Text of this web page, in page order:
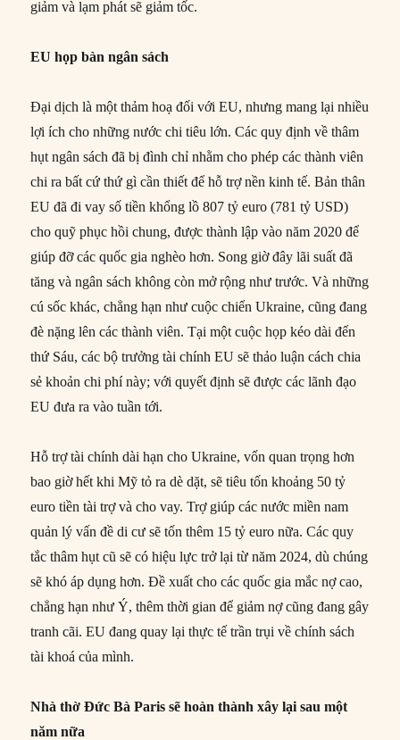
giảm và lạm phát sẽ giảm tốc.
EU họp bàn ngân sách
Đại dịch là một thảm hoạ đối với EU, nhưng mang lại nhiều
lợi ích cho những nước chi tiêu lớn. Các quy định về thâm
hụt ngân sách đã bị đình chỉ nhằm cho phép các thành viên
chi ra bất cứ thứ gì cần thiết để hỗ trợ nền kinh tế. Bản thân
EU đã đi vay số tiền khổng lồ 807 tỷ euro (781 tỷ USD)
cho quỹ phục hồi chung, được thành lập vào năm 2020 để
giúp đỡ các quốc gia nghèo hơn. Song giờ đây lãi suất đã
tăng và ngân sách không còn mở rộng như trước. Và những
cú sốc khác, chẳng hạn như cuộc chiến Ukraine, cũng đang
đè nặng lên các thành viên. Tại một cuộc họp kéo dài đến
thứ Sáu, các bộ trưởng tài chính EU sẽ thảo luận cách chia
sẻ khoản chi phí này; với quyết định sẽ được các lãnh đạo
EU đưa ra vào tuần tới.
Hỗ trợ tài chính dài hạn cho Ukraine, vốn quan trọng hơn
bao giờ hết khi Mỹ tỏ ra dè dặt, sẽ tiêu tốn khoảng 50 tỷ
euro tiền tài trợ và cho vay. Trợ giúp các nước miền nam
quản lý vấn đề di cư sẽ tốn thêm 15 tỷ euro nữa. Các quy
tắc thâm hụt cũ sẽ có hiệu lực trở lại từ năm 2024, dù chúng
sẽ khó áp dụng hơn. Đề xuất cho các quốc gia mắc nợ cao,
chẳng hạn như Ý, thêm thời gian để giảm nợ cũng đang gây
tranh cãi. EU đang quay lại thực tế trần trụi về chính sách
tài khoá của mình.
Nhà thờ Đức Bà Paris sẽ hoàn thành xây lại sau một
năm nữa